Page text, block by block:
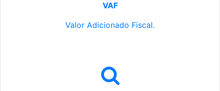
VAF
Valor Adicionado Fiscal.